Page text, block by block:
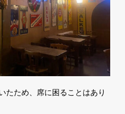
たため、席に困ることはあり